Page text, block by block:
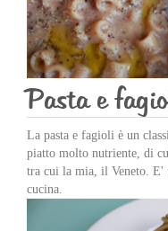
Pasta e
La pasta e fagioli è un
piatto molto nutriente, di
tra cui la mia, il Veneto.
cucina.